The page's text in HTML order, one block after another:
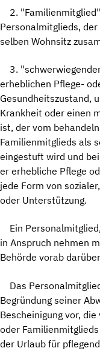
2.
Personalmitglieds,
selben Wohnsitz
3.
erheblichen Pflege-
Gesundheitszustand,
Krankheit oder einen
ist, der vom
Familienmitglieds als
eingestuft wird und
er erhebliche Pflege
jede Form von
oder Unterstützung.
Ein
in Anspruch nehmen
Behörde vorab
Das
Begründung seiner
Bescheinigung vor,
oder
der Urlaub für